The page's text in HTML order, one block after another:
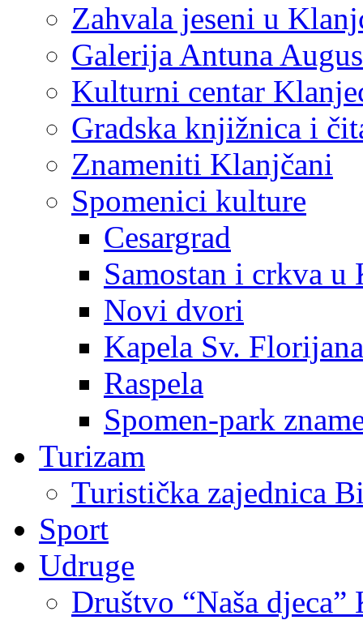
Zahvala jeseni u
Galerija Antuna
Kulturni centar
Gradska knjižnica i
Znameniti Klanjčani
Spomenici kulture
Cesargrad
Samostan i crkva u
Novi dvori
Kapela Sv. Florijana
Raspela
Spomen-park
Turizam
Turistička zajednica
Sport
Udruge
Društvo “Naša djeca”